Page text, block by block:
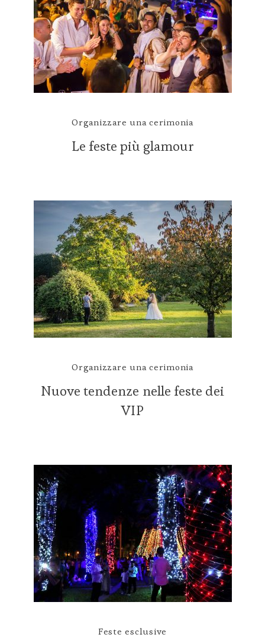
Organizzare una cerimonia
Le feste più glamour
Organizzare una cerimonia
Nuove tendenze nelle feste dei
VIP
Feste esclusive